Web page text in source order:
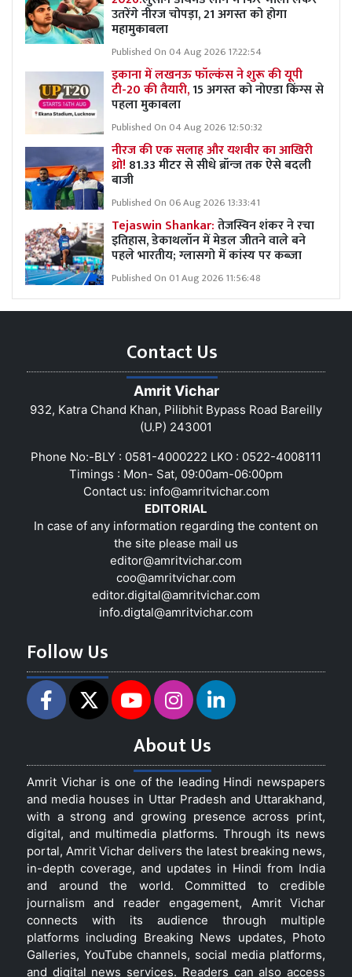
उतरेंगे नीरज चोपड़ा, 21 अगस्त को होगा
महामुकाबला
Published On 04 Aug 2026 17:22:54
इकाना में लखनऊ फॉल्कंस ने शुरू की यूपी
टी-20 की तैयारी,15 अगस्त को नोएडा किंग्स से
पहला मुकाबला
Published On 04 Aug 2026 12:50:32
नीरज की एक सलाह और यशवीर का आखिरी
थ्रो! 81.33 मीटर से सीधे ब्रॉन्ज तक ऐसे बदली
बाजी
Published On 06 Aug 2026 13:33:41
Tejaswin Shankar:तेजस्विन शंकर ने रचा
इतिहास, डेकाथलॉन में मेडल जीतने वाले बने
पहले भारतीय; ग्लासगो में कांस्य पर कब्जा
Published On 01 Aug 2026 11:56:48
Contact Us
Amrit Vichar
932, Katra Chand Khan, Pilibhit Bypass Road Bareilly
(U.P) 243001
Phone No:-BLY : 0581-4000222 LKO : 0522-4008111
Timings : Mon- Sat, 09:00am-06:00pm
Contact us: info@amritvichar.com
EDITORIAL
In case of any information regarding the content on
the site please mail us
editor@amritvichar.com
coo@amritvichar.com
editor.digital@amritvichar.com
info.digtal@amritvichar.com
Follow Us
About Us
Amrit Vichar is one of the leading Hindi newspapers
and media houses in Uttar Pradesh and Uttarakhand,
with a strong and growing presence across print,
digital, and multimedia platforms. Through its news
portal, Amrit Vichar delivers the latest breaking news,
in-depth coverage, and updates in Hindi from India
and around the world. Committed to credible
journalism and reader engagement, Amrit Vichar
connects with its audience through multiple
platforms including Breaking News updates, Photo
Galleries, YouTube channels, social media platforms,
and digital news services. Readers can also access